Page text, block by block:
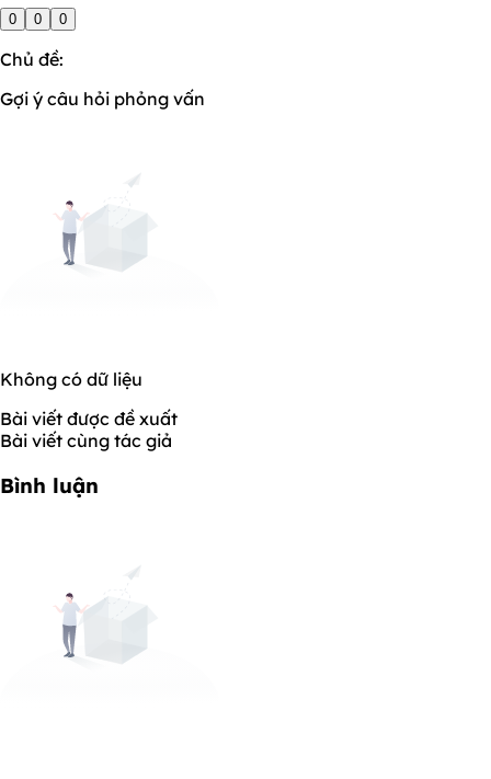
0 0 0
Chủ đề:
Gợi ý câu hỏi phỏng vấn
Không có dữ liệu
Bài viết được đề xuất
Bài viết cùng tác giả
Bình luận